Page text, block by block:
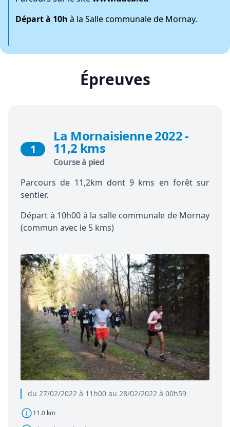
Départ à 10h à la Salle communale de Mornay.
Épreuves
du 27/02/2022 à 11h00 au 28/02/2022 à 00h59
11.0 km
1
La Mornaisienne 2022 -
11,2 kms
Course à pied
Parcours de 11,2km dont 9 kms en forêt sur
sentier.
Départ à 10h00 à la salle communale de Mornay
(commun avec le 5 kms)